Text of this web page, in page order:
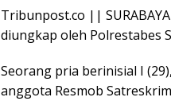
Tribunpost.co ||
diungkap oleh Polrestabes
Seorang pria berinisial I
anggota Resmob